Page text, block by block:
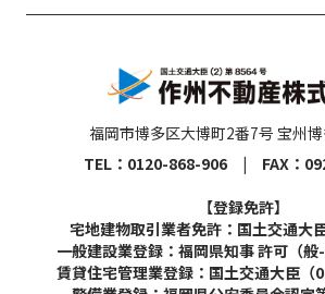
福岡市博多区大博町2番7号 宝州
TEL：0120-868-906 | FAX：
【登録免許】
宅地建物取引業者免許：国土交通大
一般建設業登録：福岡県知事 許可（
賃貸住宅管理業登録：国土交通大臣（